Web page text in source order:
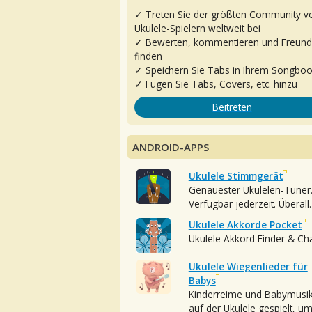
✓ Treten Sie der größten Community
Ukulele-Spielern weltweit bei
✓ Bewerten, kommentieren und
finden
✓ Speichern Sie Tabs in Ihrem
✓ Fügen Sie Tabs, Covers, etc. hinzu
Beitreten
ANDROID-APPS
Ukulele Stimmgerät
Genauester Ukulelen-Tuner.
Verfügbar jederzeit. Überall.
Ukulele Akkorde Pocket
Ukulele Akkord Finder &
Ukulele Wiegenlieder für
Babys
Kinderreime und
auf der Ukulele gespielt, um